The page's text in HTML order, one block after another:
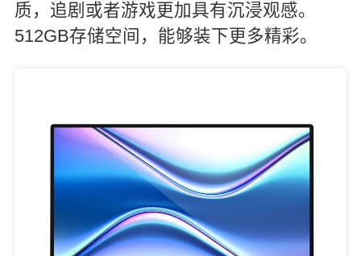
质，追剧或者游戏更加具有沉浸观感。
512GB存储空间，能够装下更多精彩。